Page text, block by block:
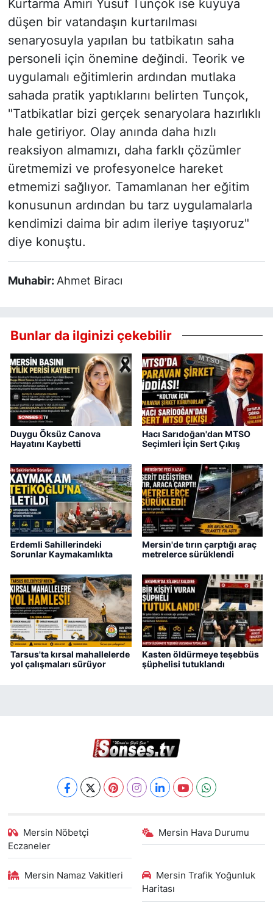
Kurtarma Amiri Yusuf Tunçok ise kuyuya
düşen bir vatandaşın kurtarılması
senaryosuyla yapılan bu tatbikatın saha
personeli için önemine değindi. Teorik ve
uygulamalı eğitimlerin ardından mutlaka
sahada pratik yaptıklarını belirten Tunçok,
"Tatbikatlar bizi gerçek senaryolara hazırlıklı
hale getiriyor. Olay anında daha hızlı
reaksiyon almamızı, daha farklı çözümler
üretmemizi ve profesyonelce hareket
etmemizi sağlıyor. Tamamlanan her eğitim
konusunun ardından bu tarz uygulamalarla
kendimizi daima bir adım ileriye taşıyoruz"
diye konuştu.
Muhabir: Ahmet Biracı
Bunlar da ilginizi çekebilir
Duygu Öksüz Canova
Hayatını Kaybetti
Hacı Sarıdoğan'dan MTSO
Seçimleri İçin Sert Çıkış
Erdemli Sahillerindeki
Sorunlar Kaymakamlıkta
Mersin'de tırın çarptığı araç
metrelerce sürüklendi
Tarsus'ta kırsal mahallelerde
yol çalışmaları sürüyor
Kasten öldürmeye teşebbüs
şüphelisi tutuklandı
Mersin Nöbetçi
Eczaneler
Mersin Hava Durumu
Mersin Namaz Vakitleri
Mersin Trafik Yoğunluk
Haritası